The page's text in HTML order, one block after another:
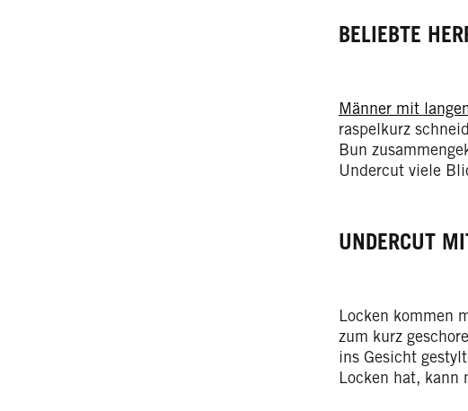
BELIEBTE
Männer mit
raspelkurz
Bun
Undercut viele
UNDERCUT
Locken kommen
zum kurz
ins Gesicht
Locken hat, kann